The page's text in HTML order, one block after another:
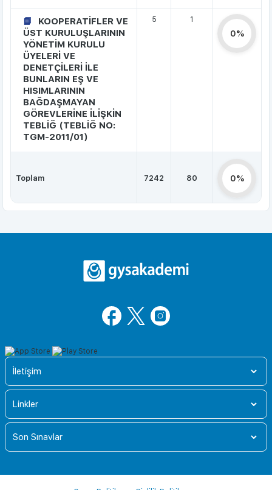
KOOPERATİFLER VE
ÜST KURULUŞLARININ
YÖNETİM KURULU
ÜYELERİ VE
DENETÇİLERİ İLE
BUNLARIN EŞ VE
HISIMLARININ
BAĞDAŞMAYAN
GÖREVLERİNE İLİŞKİN
TEBLİĞ (TEBLİĞ NO:
TGM-2011/01)
5 1
0%
Toplam 7242 80 0%
İletişim
Linkler
Son Sınavlar